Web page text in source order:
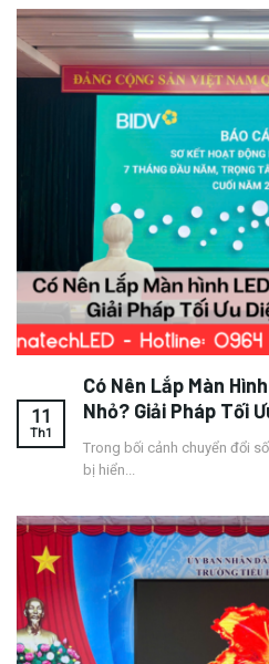
Có Nên Lắp Màn
Nhỏ? Giải Pháp Tối
Trong bối cảnh chuyển đổi
bị hiển...
11
Th1